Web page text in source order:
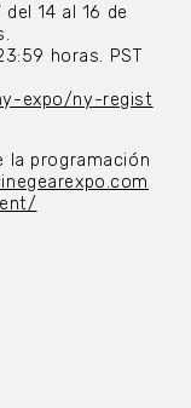
14 al 16 de
horas. PST
expo/ny-regist
la programación